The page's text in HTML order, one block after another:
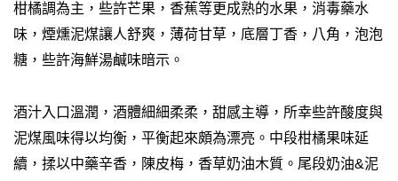
柑橘調為主，些許芒果，香蕉等更成熟的水果，消毒藥水
味，煙燻泥煤讓人舒爽，薄荷甘草，底層丁香，八角，泡泡
糖，些許海鮮湯鹹味暗示。
酒汁入口溫潤，酒體細細柔柔，甜感主導，所幸些許酸度與
泥煤風味得以均衡，平衡起來頗為漂亮。中段柑橘果味延
續，揉以中藥辛香，陳皮梅，香草奶油木質。 尾段奶油&泥